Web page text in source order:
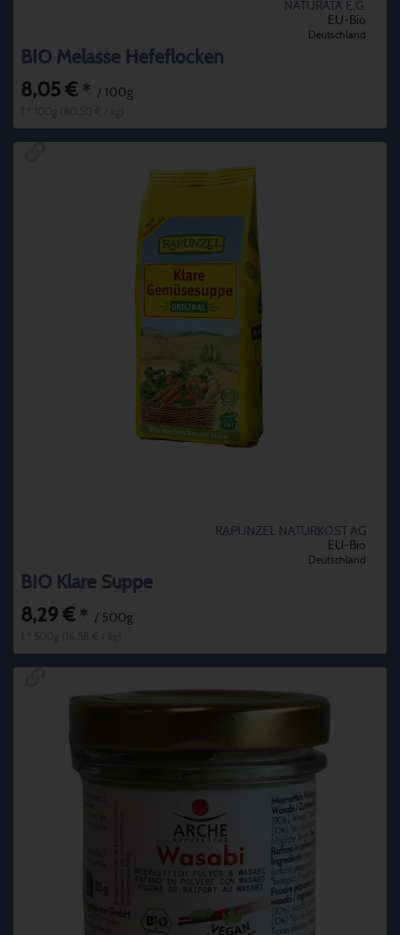
NATURATA E.G.
EU-Bio
Deutschland
BIO Melasse Hefeflocken
8,05 € * / 100g
RAPUNZEL NATURKOST AG
EU-Bio
Deutschland
BIO Klare Suppe
8,29 € * / 500g